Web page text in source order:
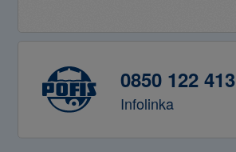
0850 122 413
Infolinka